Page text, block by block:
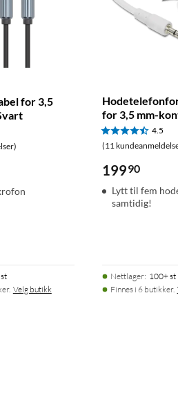
for 3,5
Velg butikk
for 3,5 mm-
4.5
(11
19990
Lytt til fem
samtidig!
Nettlager: 100+ st
Finnes i 6 butikker.